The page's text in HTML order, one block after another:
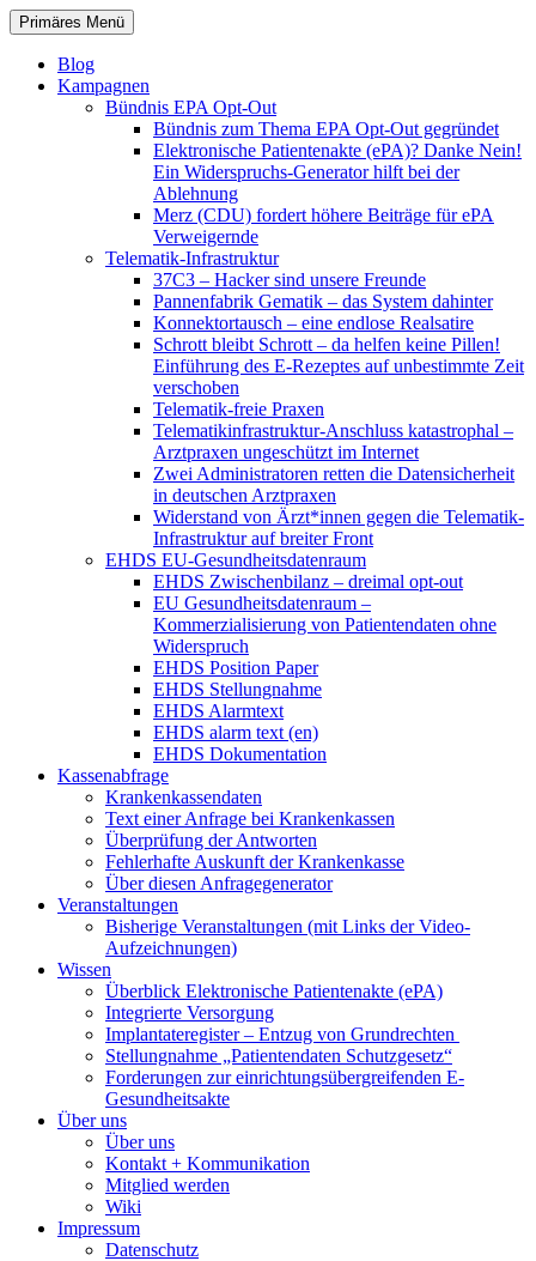
Zum
Inhalt
springen
patientenrechte-datenschutz.de
Suchen
Primäres Menü
Blog
Kampagnen
Bündnis EPA Opt-Out
Bündnis zum Thema EPA Opt-Out gegründet
Elektronische Patientenakte (ePA)? Danke Nein!
Ein Widerspruchs-Generator hilft bei der
Ablehnung
Merz (CDU) fordert höhere Beiträge für ePA
Verweigernde
Telematik-Infrastruktur
37C3 – Hacker sind unsere Freunde
Pannenfabrik Gematik – das System dahinter
Konnektortausch – eine endlose Realsatire
Schrott bleibt Schrott – da helfen keine Pillen!
Einführung des E-Rezeptes auf unbestimmte Zeit
verschoben
Telematik-freie Praxen
Telematikinfrastruktur-Anschluss katastrophal –
Arztpraxen ungeschützt im Internet
Zwei Administratoren retten die Datensicherheit
in deutschen Arztpraxen
Widerstand von Ärzt*innen gegen die Telematik-
Infrastruktur auf breiter Front
EHDS EU-Gesundheitsdatenraum
EHDS Zwischenbilanz – dreimal opt-out
EU Gesundheitsdatenraum –
Kommerzialisierung von Patientendaten ohne
Widerspruch
EHDS Position Paper
EHDS Stellungnahme
EHDS Alarmtext
EHDS alarm text (en)
EHDS Dokumentation
Kassenabfrage
Krankenkassendaten
Text einer Anfrage bei Krankenkassen
Überprüfung der Antworten
Fehlerhafte Auskunft der Krankenkasse
Über diesen Anfragegenerator
Veranstaltungen
Bisherige Veranstaltungen (mit Links der Video-
Aufzeichnungen)
Wissen
Überblick Elektronische Patientenakte (ePA)
Integrierte Versorgung
Implantateregister – Entzug von Grundrechten
Stellungnahme „Patientendaten Schutzgesetz“
Forderungen zur einrichtungsübergreifenden E-
Gesundheitsakte
Über uns
Über uns
Kontakt + Kommunikation
Mitglied werden
Wiki
Impressum
Datenschutz